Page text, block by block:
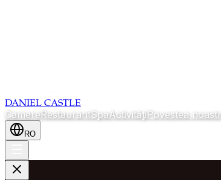
DANIEL CASTLE
CamereRestaurantSpaActivitățiPovestea
RO